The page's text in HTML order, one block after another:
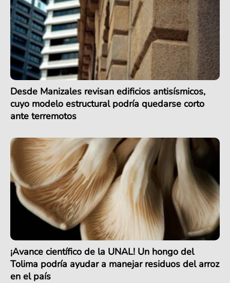
Desde Manizales revisan edificios antisísmicos,
cuyo modelo estructural podría quedarse corto
ante terremotos
¡Avance científico de la UNAL! Un hongo del
Tolima podría ayudar a manejar residuos del arroz
en el país